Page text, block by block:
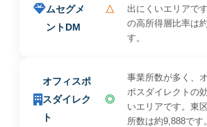
ムセグメ
ントDM
△
出にくいエリアで
の高所得層比率は
す。
オフィスポ
スダイレク
ト
◎
事業所数が多く、
ポスダイレクトの
いエリアです。東
所数は約9,888です。